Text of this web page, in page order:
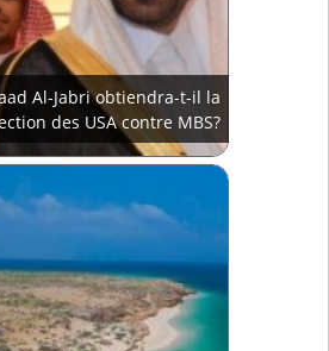
Al-Jabri obtiendra-t-il la
des USA contre MBS?